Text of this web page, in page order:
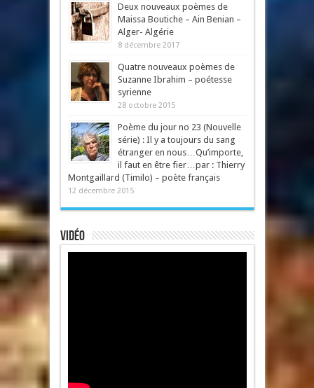
Deux nouveaux poèmes de
Maissa Boutiche – Ain Benian –
Alger- Algérie
8 décembre 2017
Quatre nouveaux poèmes de
Suzanne Ibrahim – poétesse
syrienne
28 octobre 2015
Poème du jour no 23 (Nouvelle
série) : Il y a toujours du sang
étranger en nous…Qu’importe,
il faut en être fier…par : Thierry
Montgaillard (Timilo) – poète français
12 décembre 2015
Vidéo